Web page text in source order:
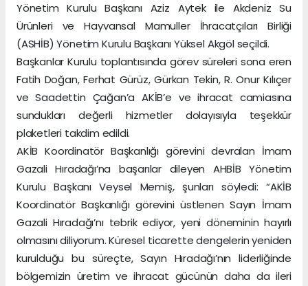
Yönetim Kurulu Başkanı Aziz Aytek ile Akdeniz Su
Ürünleri ve Hayvansal Mamuller İhracatçıları Birliği
(ASHİB) Yönetim Kurulu Başkanı Yüksel Akgöl seçildi.
Başkanlar Kurulu toplantısında görev süreleri sona eren
Fatih Doğan, Ferhat Gürüz, Gürkan Tekin, R. Onur Kılıçer
ve Saadettin Çağan’a AKİB’e ve ihracat camiasına
sundukları değerli hizmetler dolayısıyla teşekkür
plaketleri takdim edildi.
AKİB Koordinatör Başkanlığı görevini devralan İmam
Gazali Hıradağı’na başarılar dileyen AHBİB Yönetim
Kurulu Başkanı Veysel Memiş, şunları söyledi: “AKİB
Koordinatör Başkanlığı görevini üstlenen Sayın İmam
Gazali Hıradağı’nı tebrik ediyor, yeni döneminin hayırlı
olmasını diliyorum. Küresel ticarette dengelerin yeniden
kurulduğu bu süreçte, Sayın Hıradağı’nın liderliğinde
bölgemizin üretim ve ihracat gücünün daha da ileri